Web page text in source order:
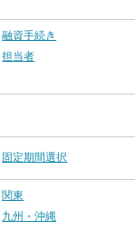
融資手続き
担当者
固定期間選択
関東
九州・沖縄